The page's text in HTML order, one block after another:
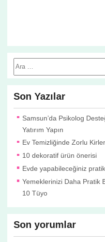
Son Yazılar
Samsun’da Psikolog
Yatırım Yapın
Ev Temizliğinde Zorlu
10 dekoratif ürün önerisi
Evde yapabileceğiniz
Yemeklerinizi Daha Pratik
10 Tüyo
Son yorumlar